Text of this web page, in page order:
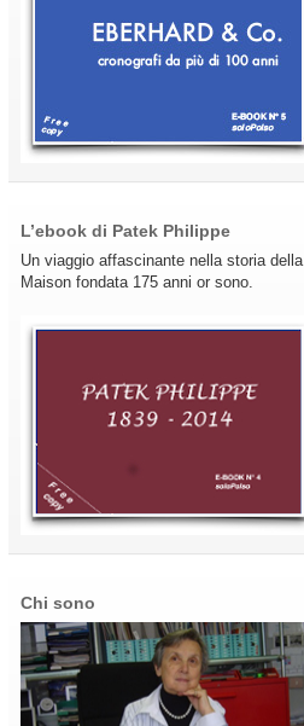
L’ebook di Patek Philippe
Un viaggio affascinante nella storia della
Maison fondata 175 anni or sono.
Chi sono